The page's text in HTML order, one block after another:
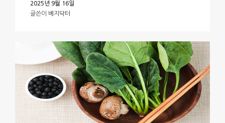
2025년 9월 16일
글쓴이 베지닥터